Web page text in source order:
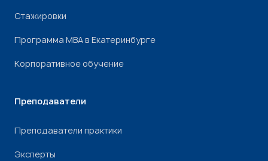
Стажировки
Программа МВА в Екатеринбурге
Корпоративное обучение
Преподаватели
Преподаватели практики
Эксперты